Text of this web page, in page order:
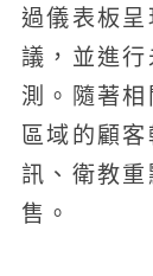
過儀表板
議，並進
測。隨著
區域的顧
訊、衛教
售。